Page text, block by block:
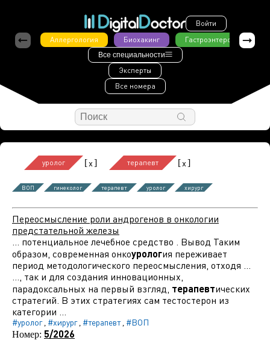
Войти
Аллергология
Биохакинг Гастроэнтерология
Все специальности
Эксперты
Все номера
уролог [x] терапевт [x]
ВОП гинеколог терапевт уролог хирург
Переосмысление роли андрогенов в онкологии
предстательной железы
... потенциальное лечебное средство . Вывод Таким
образом, современная онкоурология переживает
период методологического переосмысления, отходя ...
..., так и для создания инновационных,
парадоксальных на первый взгляд, терапевтических
стратегий. В этих стратегиях сам тестостерон из
категории ...
#уролог, #хирург, #терапевт, #ВОП
Номер: 5/2026